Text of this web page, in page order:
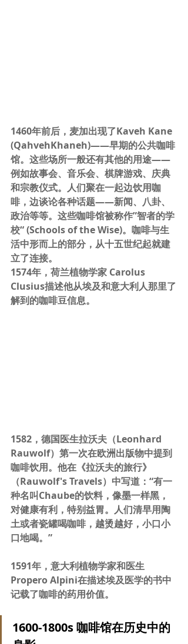
1460年前后，麦加出现了Kaveh Kane
(QahvehKhaneh)——早期的公共咖啡
馆。这些场所一般还有其他的用途——
例如故事会、音乐会、棋牌游戏、庆典
和宗教仪式。人们聚在一起边饮用咖
啡，边谈论各种话题——新闻、八卦、
政治等等。这些咖啡馆被称作”智者的学
校“ (Schools of the Wise)。咖啡与生
活中形而上的部分，从十五世纪起就建
立了连接。
1574年，荷兰植物学家 Carolus
Clusius描述他从埃及和意大利人那里了
解到的咖啡豆信息。
1582，德国医生拉沃夫（Leonhard
Rauwolf）第一次在欧洲出版物中提到
咖啡饮用。他在《拉沃夫的旅行》
（Rauwolf's Travels）中写道：“有一
种名叫Chaube的饮料，像墨一样黑，
对健康有利，特别益胃。人们清早用陶
土或者瓷罐喝咖啡，越烫越好，小口小
口地喝。”
1591年，意大利植物学家和医生
Propero Alpini在描述埃及医学的书中
记载了咖啡的药用价值。
1600-1800s 咖啡馆在历史中的